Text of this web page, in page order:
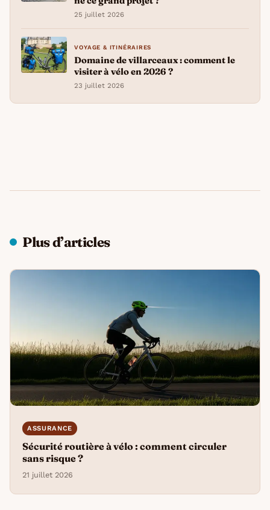
25 juillet 2026
VOYAGE & ITINÉRAIRES
Domaine de villarceaux : comment le
visiter à vélo en 2026 ?
23 juillet 2026
Plus d’articles
ASSURANCE
Sécurité routière à vélo : comment circuler
sans risque ?
21 juillet 2026